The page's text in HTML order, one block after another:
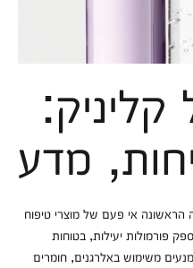
מדע
הראשונה אי פעם של מוצרי טיפוח
פורמולות יעילות, בטוחות
משימוש באלרגנים, חומרים